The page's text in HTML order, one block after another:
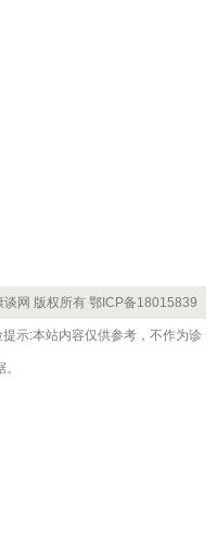
网 版权所有 鄂ICP备18015839
提示:本站内容仅供参考，不作为诊